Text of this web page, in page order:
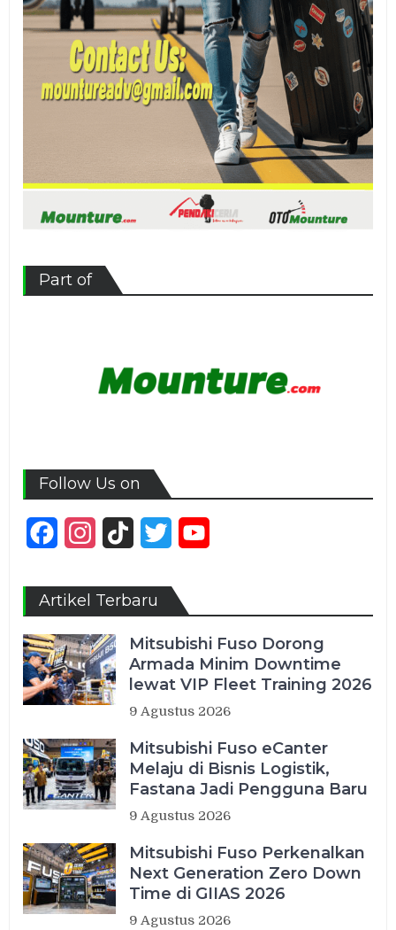
Part of
Follow Us on
FacebookInstagram
TikTok Twitter
Artikel Terbaru
Mitsubishi Fuso Dorong
Armada Minim Downtime
lewat VIP Fleet Training 2026
9 Agustus 2026
Mitsubishi Fuso eCanter
Melaju di Bisnis Logistik,
Fastana Jadi Pengguna Baru
9 Agustus 2026
Mitsubishi Fuso Perkenalkan
Next Generation Zero Down
Time di GIIAS 2026
9 Agustus 2026